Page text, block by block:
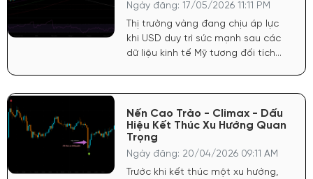
Ngày đăng: 17/05/2026 11:11 PM
Thị trường vàng đang chịu áp lực
khi USD duy trì sức mạnh sau các
dữ liệu kinh tế Mỹ tương đối tích
trợ vàng bứt phá.
Nến Cao Trào - Climax - Dấu
Hiệu Kết Thúc Xu Hướng Quan
Trọng
Ngày đăng: 20/04/2026 09:11 AM
Trước khi kết thúc một xu hướng,